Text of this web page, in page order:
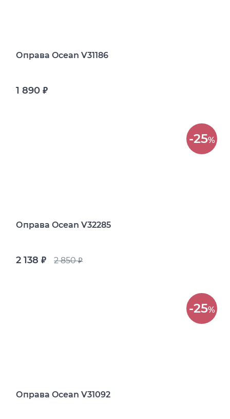
Оправа Ocean V31186
1 890 руб.
-25%
Оправа Ocean V32285
2 138 руб. 2 850руб.
-25%
Оправа Ocean V31092